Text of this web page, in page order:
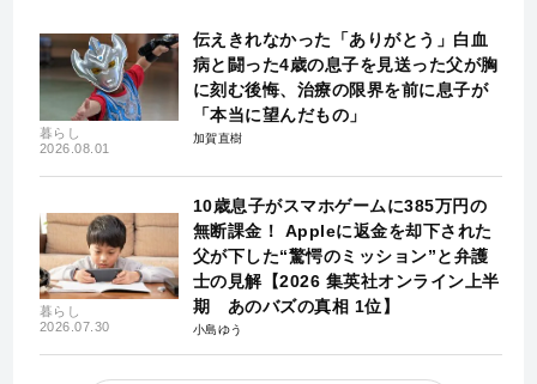
暮らし
2026.08.01
伝えきれなかった「ありがとう」白血
病と闘った4歳の息子を見送った父が胸
に刻む後悔、治療の限界を前に息子が
「本当に望んだもの」
加賀直樹
暮らし
2026.07.30
10歳息子がスマホゲームに385万円の
無断課金！ Appleに返金を却下された
父が下した“驚愕のミッション”と弁護
士の見解【2026 集英社オンライン上半
期 あのバズの真相 1位】
小島ゆう